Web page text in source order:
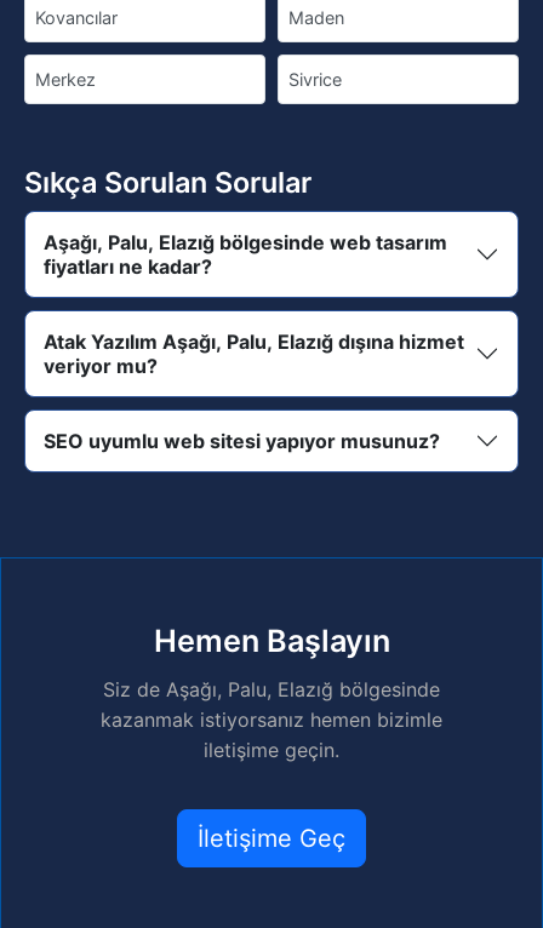
Kovancılar Maden
Merkez Sivrice
Sıkça Sorulan Sorular
Aşağı, Palu, Elazığ bölgesinde web tasarım
fiyatları ne kadar?
Atak Yazılım Aşağı, Palu, Elazığ dışına hizmet
veriyor mu?
SEO uyumlu web sitesi yapıyor musunuz?
Hemen Başlayın
Siz de Aşağı, Palu, Elazığ bölgesinde
kazanmak istiyorsanız hemen bizimle
iletişime geçin.
İletişime Geç